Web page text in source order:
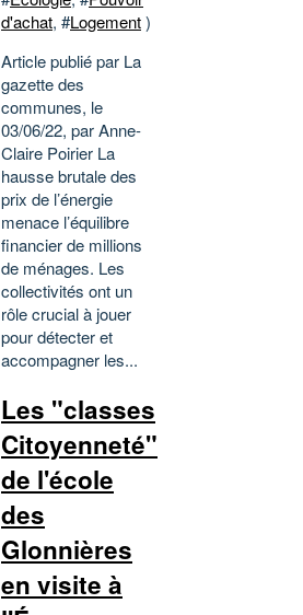
d'achat, #Logement)
Article publié par La
gazette des
communes, le
03/06/22, par Anne-
Claire Poirier La
hausse brutale des
prix de l’énergie
menace l’équilibre
financier de millions
de ménages. Les
collectivités ont un
rôle crucial à jouer
pour détecter et
accompagner les...
Les "classes
Citoyenneté"
de l'école
des
Glonnières
en visite à